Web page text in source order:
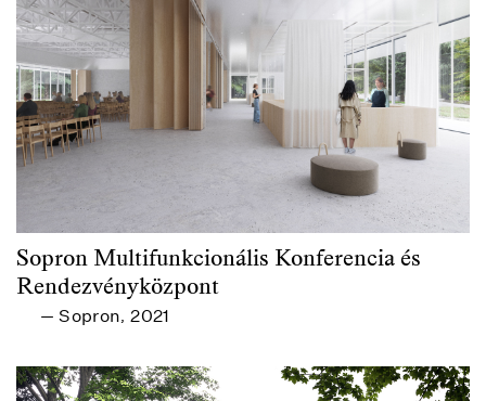
Sopron Multifunkcionális Konferencia és
Rendezvényközpont
— Sopron, 2021